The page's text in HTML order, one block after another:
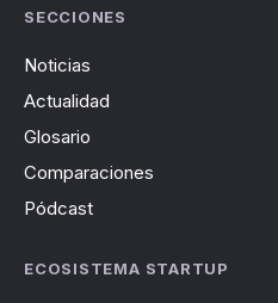
SECCIONES
Noticias
Actualidad
Glosario
Comparaciones
Pódcast
ECOSISTEMA STARTUP